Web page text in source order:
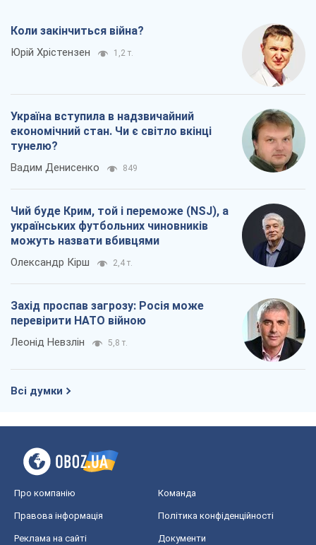
Коли закінчиться війна?
Юрій Хрістензен 1,2 т.
Україна вступила в надзвичайний
економічний стан. Чи є світло вкінці
тунелю?
Вадим Денисенко 849
Чий буде Крим, той і переможе (NSJ), а
українських футбольних чиновників
можуть назвати вбивцями
Олександр Кірш 2,4 т.
Захід проспав загрозу: Росія може
перевірити НАТО війною
Леонід Невзлін 5,8 т.
Всі думки
Про компанію Команда
Правова інформація Політика конфіденційності
Реклама на сайті Документи